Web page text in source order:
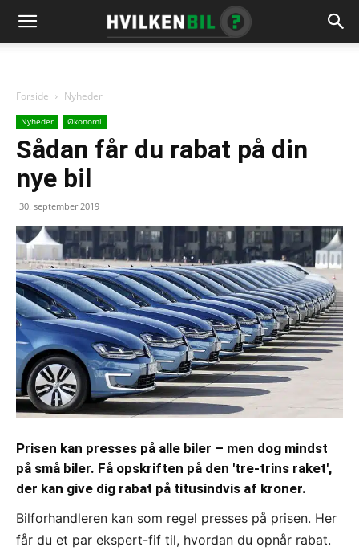
Forside Nyheder
Nyheder Økonomi
Sådan får du rabat på din
nye bil
30. september 2019
Prisen kan presses på alle biler – men dog mindst
på små biler. Få opskriften på den 'tre-trins raket',
der kan give dig rabat på titusindvis af kroner.
Bilforhandleren kan som regel presses på prisen. Her
får du et par ekspert-fif til, hvordan du opnår rabat.